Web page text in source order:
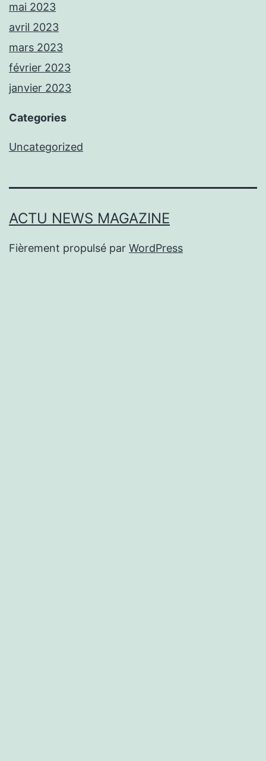
mai 2023
avril 2023
mars 2023
février 2023
janvier 2023
Categories
Uncategorized
ACTU NEWS MAGAZINE
Fièrement propulsé par WordPress